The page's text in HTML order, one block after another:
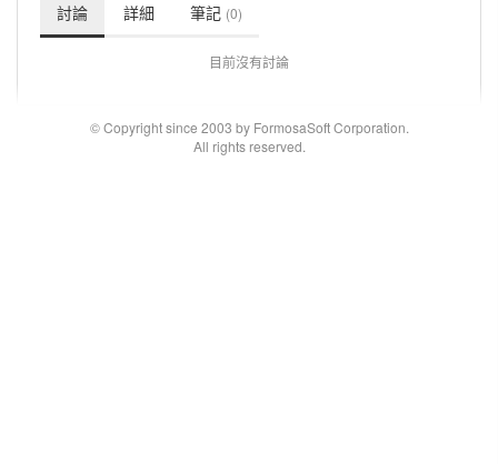
討論 詳細 筆記 (0)
目前沒有討論
© Copyright since 2003 by FormosaSoft Corporation.
All rights reserved.